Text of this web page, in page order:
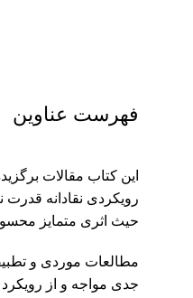
فهرست عناوین
این کتاب مقالات
رویکردی نقادانه
حیث اثری متمایز
مطالعات موردی و
جدی مواجه و از رویکرد